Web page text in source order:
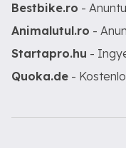
Bestbike.ro -
Animalutul.ro -
Startapro.hu -
Quoka.de -